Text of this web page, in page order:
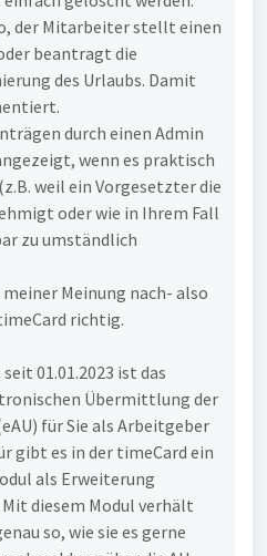
der Mitarbeiter stellt einen
beantragt die
des Urlaubs. Damit
durch einen Admin
wenn es praktisch
weil ein Vorgesetzter die
oder wie in Ihrem Fall
zu umständlich
Meinung nach- also
richtig.
01.01.2023 ist das
Übermittlung der
für Sie als Arbeitgeber
gibt es in der timeCard ein
als Erweiterung
diesem Modul verhält
so, wie sie es gerne